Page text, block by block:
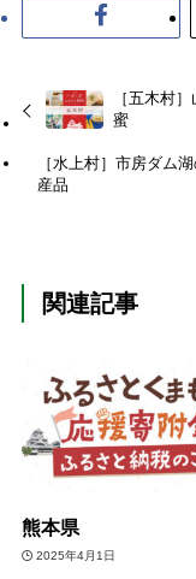
［五木村
蜜
［水上村］市房ダム
産品
関連記事
熊本県
2025年4月1日